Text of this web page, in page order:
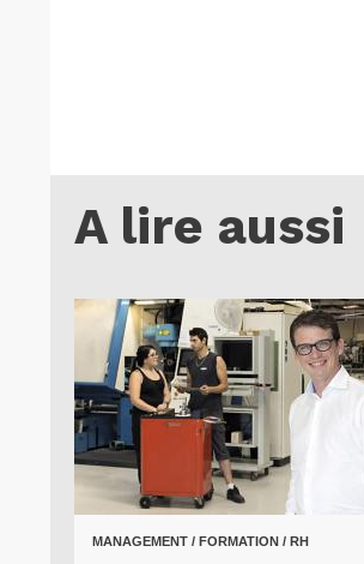
A lire aussi
MANAGEMENT / FORMATION / RH